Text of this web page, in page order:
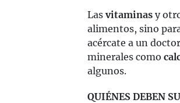
Las vitaminas y
alimentos, sino
acércate a un
minerales como
algunos.
QUIÉNES DEBEN